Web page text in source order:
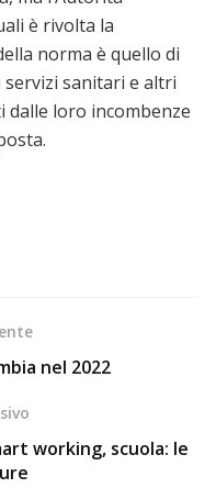
è rivolta la
norma è quello di
servizi sanitari e altri
loro incombenze
nel 2022
working, scuola: le